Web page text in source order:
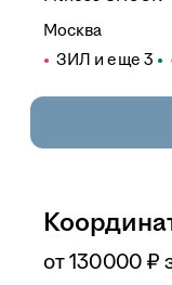
Москва
ЗИЛ и еще 3
от130 000 ₽